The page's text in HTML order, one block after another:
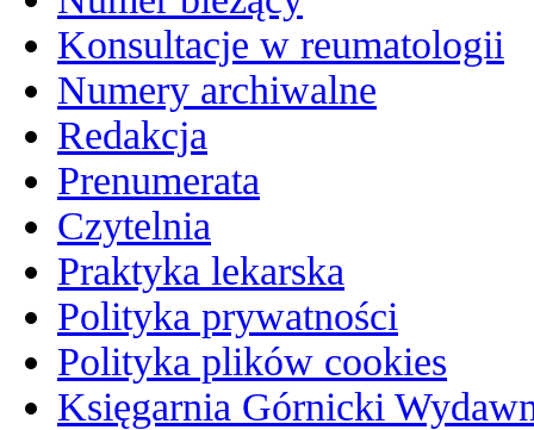
Konsultacje w reumatologii
Numery archiwalne
Redakcja
Prenumerata
Czytelnia
Praktyka lekarska
Polityka prywatności
Polityka plików cookies
Księgarnia Górnicki